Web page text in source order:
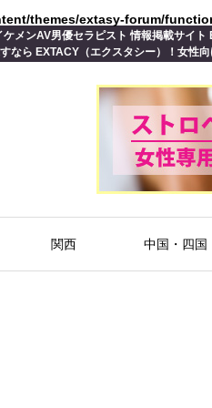
themes/extasy-forum/
メンAV男優セラピスト 情報掲載サイト
ら EXTACY（エクスタシー）！女性
関西 中国・四国